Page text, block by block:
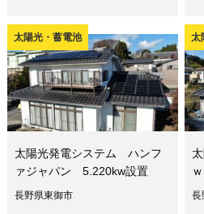
太陽光・蓄電池
太陽光発電システム ハンフ
ァジャパン 5.220kw設置
長野県東御市
太
ｗ
長